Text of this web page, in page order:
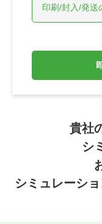
印刷/封入/発送
貴社
シ
シミュレーシ